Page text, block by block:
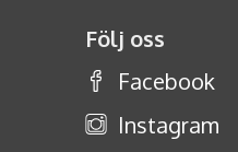
Följ oss
Facebook
Instagram